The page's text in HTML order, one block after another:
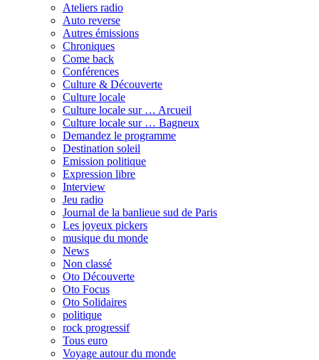
Ateliers radio
Auto reverse
Autres émissions
Chroniques
Come back
Conférences
Culture & Découverte
Culture locale
Culture locale sur … Arcueil
Culture locale sur … Bagneux
Demandez le programme
Destination soleil
Emission politique
Expression libre
Interview
Jeu radio
Journal de la banlieue sud de Paris
Les joyeux pickers
musique du monde
News
Non classé
Oto Découverte
Oto Focus
Oto Solidaires
politique
rock progressif
Tous euro
Voyage autour du monde